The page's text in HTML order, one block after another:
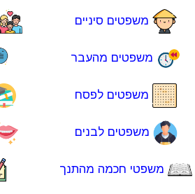
משפטים סיניים
משפטים מהעבר
משפטים לפסח
משפטים לבנים
משפטי חכמה מהתנך